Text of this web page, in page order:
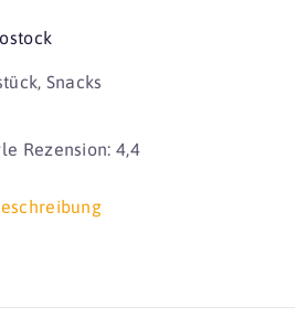
Snacks
Rezension: 4,4